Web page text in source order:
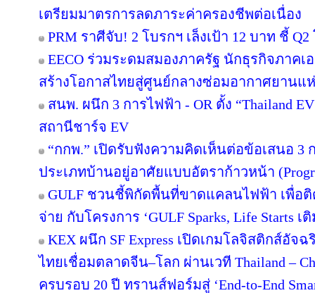
เตรียมมาตรการลดภาระค่าครองชีพต่อเนื่อง
PRM ราศีจับ! 2 โบรกฯ เล็งเป้า 12 บาท ชี้
EECO ร่วมระดมสมองภาครัฐ นักธุรกิจภาค
สร้างโอกาสไทยสู่ศูนย์กลางซ่อมอากาศยานแ
สนพ. ผนึก 3 การไฟฟ้า - OR ตั้ง “Thailand
สถานีชาร์จ EV
“กกพ.” เปิดรับฟังความคิดเห็นต่อข้อเสนอ 3
ประเภทบ้านอยู่อาศัยแบบอัตราก้าวหน้า
GULF ชวนชี้พิกัดพื้นที่ขาดแคลนไฟฟ้า เพื่อ
จ่าย กับโครงการ ‘GULF Sparks, Life Starts
KEX ผนึก SF Express เปิดเกมโลจิสติกส์อัจ
ไทยเชื่อมตลาดจีน–โลก ผ่านเวที Thailand –
ครบรอบ 20 ปี ทรานส์ฟอร์มสู่ ‘End-to-End